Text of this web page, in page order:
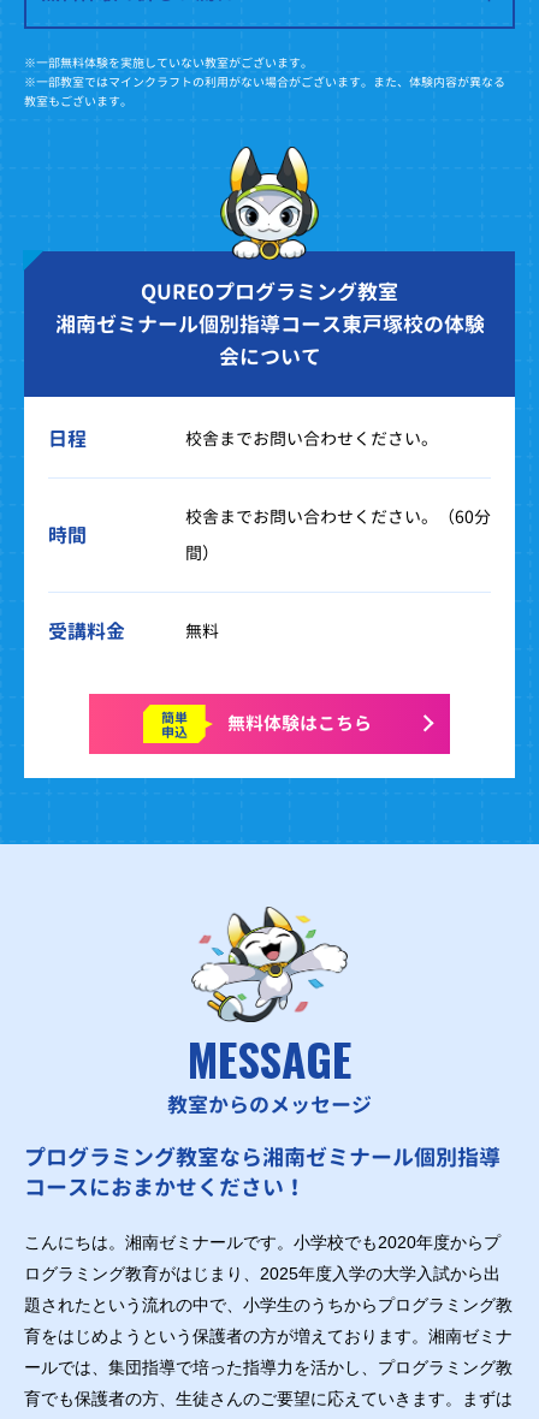
※一部無料体験を実施していない教室がございます。
※一部教室ではマインクラフトの利用がない場合がございます。また、体験内容が異なる
教室もございます。
QUREOプログラミング教室
湘南ゼミナール個別指導コース東戸塚校の体験
会について
日程 校舎までお問い合わせください。
時間
校舎までお問い合わせください。（60分
間）
受講料金 無料
簡単
申込 無料体験はこちら
MESSAGE
教室からのメッセージ
プログラミング教室なら湘南ゼミナール個別指導
コースにおまかせください！
こんにちは。湘南ゼミナールです。小学校でも2020年度からプ
ログラミング教育がはじまり、2025年度入学の大学入試から出
題されたという流れの中で、小学生のうちからプログラミング教
育をはじめようという保護者の方が増えております。湘南ゼミナ
ールでは、集団指導で培った指導力を活かし、プログラミング教
育でも保護者の方、生徒さんのご要望に応えていきます。まずは